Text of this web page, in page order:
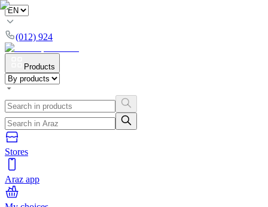
(012) 924
Products
Stores
Araz app